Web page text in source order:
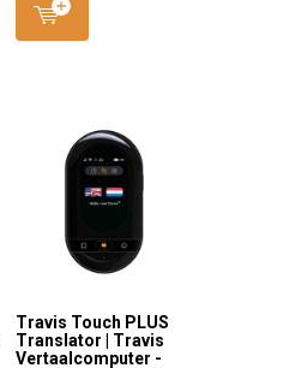
Travis Touch PLUS
Translator | Travis
Vertaalcomputer -